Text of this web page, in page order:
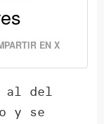
EN X
al del
y se